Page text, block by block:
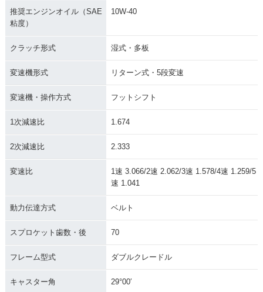
推奨エンジンオイル（SAE
粘度）
10W-40
クラッチ形式 湿式・多板
変速機形式 リターン式・5段変速
変速機・操作方式 フットシフト
1次減速比 1.674
2次減速比 2.333
変速比
1速 3.066/2速 2.062/3速 1.578/4速 1.259/5
速 1.041
動力伝達方式 ベルト
スプロケット歯数・後 70
フレーム型式 ダブルクレードル
キャスター角 29°00′